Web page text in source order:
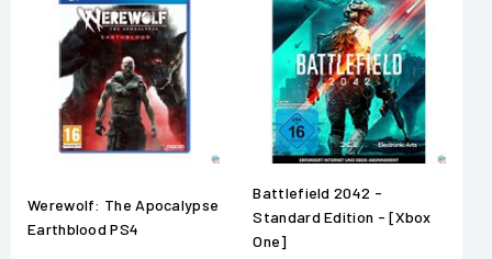
Werewolf: The Apocalypse
Earthblood PS4
Battlefield 2042 -
Standard Edition - [Xbox
One]